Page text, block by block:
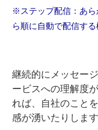
※ステップ配信：あら
ら順に自動で配信する
継続的にメッセー
ービスへの理解度
れば、自社のこと
感が湧いたりします